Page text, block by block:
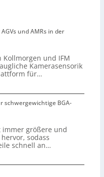
und AMRs in der
Kollmorgen und IFM
Kamerasensorik
für…
schwergewichtige BGA-
immer größere und
sodass
schnell an…